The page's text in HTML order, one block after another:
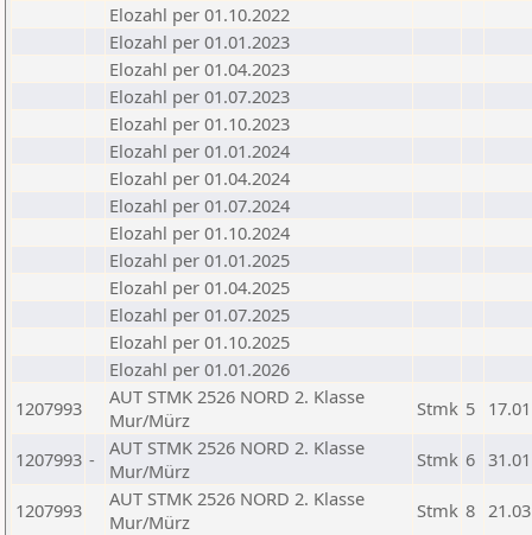
Elozahl per 01.10.2022
Elozahl per 01.01.2023
Elozahl per 01.04.2023
Elozahl per 01.07.2023
Elozahl per 01.10.2023
Elozahl per 01.01.2024
Elozahl per 01.04.2024
Elozahl per 01.07.2024
Elozahl per 01.10.2024
Elozahl per 01.01.2025
Elozahl per 01.04.2025
Elozahl per 01.07.2025
Elozahl per 01.10.2025
Elozahl per 01.01.2026
1207993
AUT STMK 2526 NORD 2. Klasse
Mur/Mürz
Stmk 5
1207993 -
AUT STMK 2526 NORD 2. Klasse
Mur/Mürz
Stmk 6
1207993
AUT STMK 2526 NORD 2. Klasse
Mur/Mürz
Stmk 8